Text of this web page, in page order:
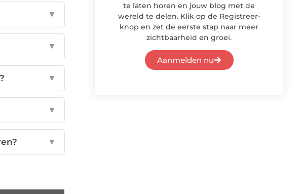
▼
▼
▼
▼
▼
te laten horen en jouw blog met de
wereld te delen. Klik op de Registreer-
knop en zet de eerste stap naar meer
zichtbaarheid en groei.
Aanmelden nu